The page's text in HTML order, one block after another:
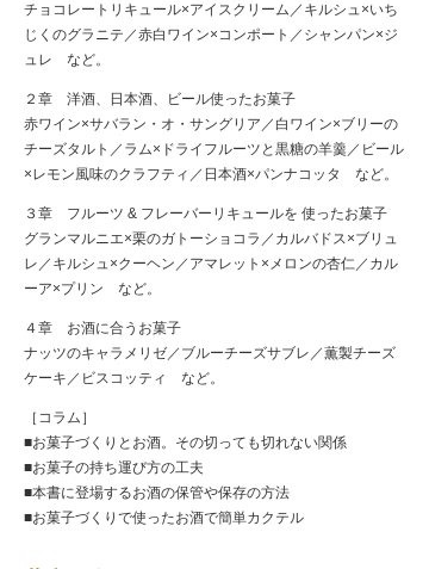
チョコレートリキュール×アイスクリーム／キルシュ×いち
じくのグラニテ／赤白ワイン×コンポート／シャンパン×ジ
ュレ など。
２章 洋酒、日本酒、ビール使ったお菓子
赤ワイン×サバラン・オ・サングリア／白ワイン×ブリーの
チーズタルト／ラム×ドライフルーツと黒糖の羊羹／ビール
×レモン風味のクラフティ／日本酒×パンナコッタ など。
３章 フルーツ & フレーバーリキュールを 使ったお菓子
グランマルニエ×栗のガトーショコラ／カルバドス×ブリュ
レ／キルシュ×クーヘン／アマレット×メロンの杏仁／カル
ーア×プリン など。
４章 お酒に合うお菓子
ナッツのキャラメリゼ／ブルーチーズサブレ／薫製チーズ
ケーキ／ビスコッティ など。
［コラム］
■お菓子づくりとお酒。その切っても切れない関係
■お菓子の持ち運び方の工夫
■本書に登場するお酒の保管や保存の方法
■お菓子づくりで使ったお酒で簡単カクテル